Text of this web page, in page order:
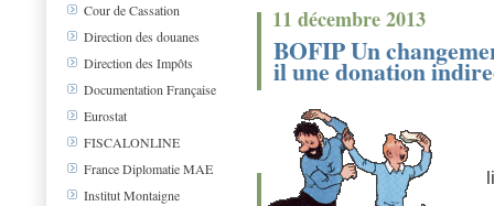
Cour de Cassation
Direction des douanes
Direction des Impôts
Documentation Française
Eurostat
FISCALONLINE
France Diplomatie MAE
Institut Montaigne
11 décembre 2013
BOFIP Un
il une donation